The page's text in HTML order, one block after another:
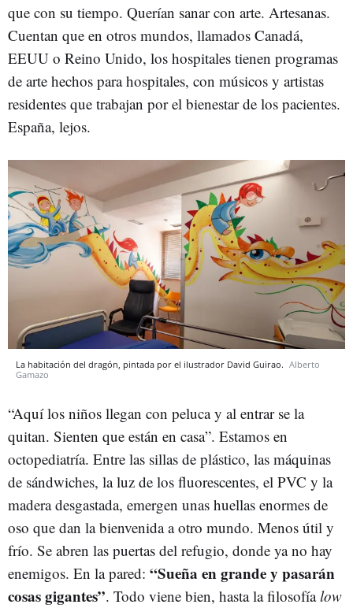
que con su tiempo. Querían sanar con arte. Artesanas.
Cuentan que en otros mundos, llamados Canadá,
EEUU o Reino Unido, los hospitales tienen programas
de arte hechos para hospitales, con músicos y artistas
residentes que trabajan por el bienestar de los pacientes.
España, lejos.
La habitación del dragón, pintada por el ilustrador David Guirao. Alberto
Gamazo
“Aquí los niños llegan con peluca y al entrar se la
quitan. Sienten que están en casa”. Estamos en
octopediatría. Entre las sillas de plástico, las máquinas
de sándwiches, la luz de los fluorescentes, el PVC y la
madera desgastada, emergen unas huellas enormes de
oso que dan la bienvenida a otro mundo. Menos útil y
frío. Se abren las puertas del refugio, donde ya no hay
enemigos. En la pared: “Sueña en grande y pasarán
cosas gigantes”. Todo viene bien, hasta la filosofíalow